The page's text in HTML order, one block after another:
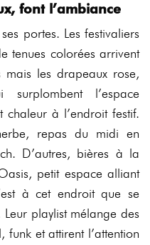
font l’ambiance
portes. Les festivaliers
tenues colorées arrivent
les drapeaux rose,
l’espace
à l’endroit festif.
repas du midi en
D’autres, bières à la
petit espace alliant
à cet endroit que se
playlist mélange des
funk et attirent l’attention